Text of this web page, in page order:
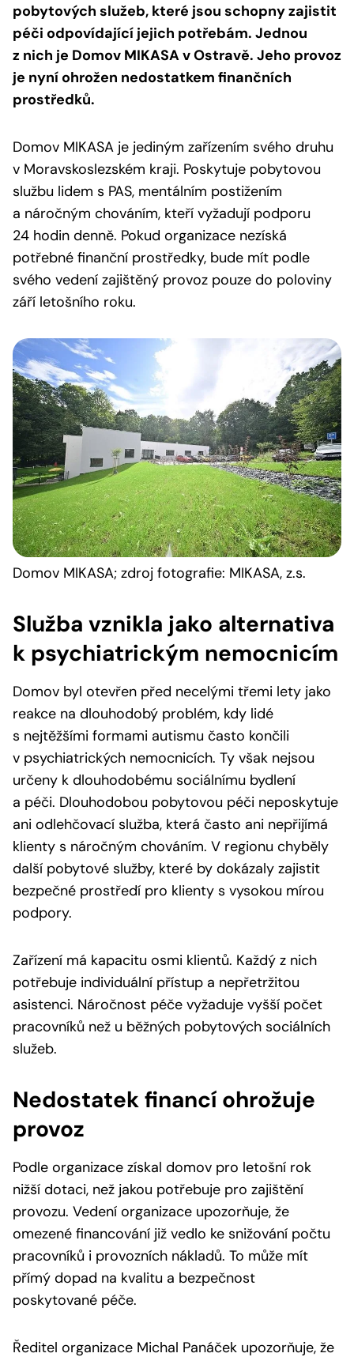
pobytových služeb, které jsou schopny zajistit
péči odpovídající jejich potřebám. Jednou
z nich je Domov MIKASA v Ostravě. Jeho provoz
je nyní ohrožen nedostatkem finančních
prostředků.
Domov MIKASA je jediným zařízením svého druhu
v Moravskoslezském kraji. Poskytuje pobytovou
službu lidem s PAS, mentálním postižením
a náročným chováním, kteří vyžadují podporu
24 hodin denně. Pokud organizace nezíská
potřebné finanční prostředky, bude mít podle
svého vedení zajištěný provoz pouze do poloviny
září letošního roku.
Domov MIKASA; zdroj fotografie: MIKASA, z.s.
Služba vznikla jako alternativa
k psychiatrickým nemocnicím
Domov byl otevřen před necelými třemi lety jako
reakce na dlouhodobý problém, kdy lidé
s nejtěžšími formami autismu často končili
v psychiatrických nemocnicích. Ty však nejsou
určeny k dlouhodobému sociálnímu bydlení
a péči. Dlouhodobou pobytovou péči neposkytuje
ani odlehčovací služba, která často ani nepřijímá
klienty s náročným chováním. V regionu chyběly
další pobytové služby, které by dokázaly zajistit
bezpečné prostředí pro klienty s vysokou mírou
podpory.
Zařízení má kapacitu osmi klientů. Každý z nich
potřebuje individuální přístup a nepřetržitou
asistenci. Náročnost péče vyžaduje vyšší počet
pracovníků než u běžných pobytových sociálních
služeb.
Nedostatek financí ohrožuje
provoz
Podle organizace získal domov pro letošní rok
nižší dotaci, než jakou potřebuje pro zajištění
provozu. Vedení organizace upozorňuje, že
omezené financování již vedlo ke snižování počtu
pracovníků i provozních nákladů. To může mít
přímý dopad na kvalitu a bezpečnost
poskytované péče.
Ředitel organizace Michal Panáček upozorňuje, že